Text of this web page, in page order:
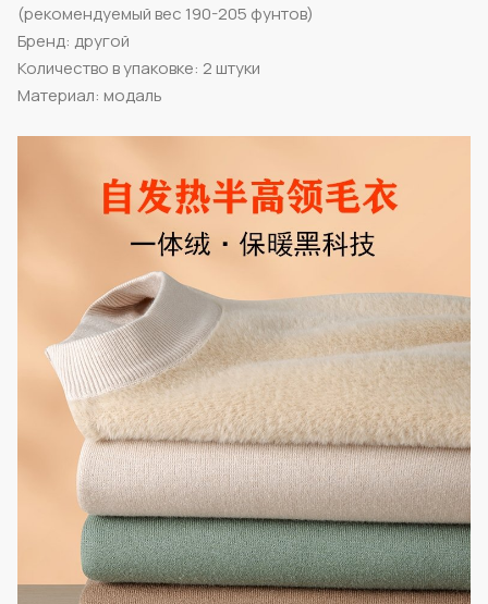
(рекомендуемый вес 190-205 фунтов)
Бренд: другой
Количество в упаковке: 2 штуки
Материал: модаль